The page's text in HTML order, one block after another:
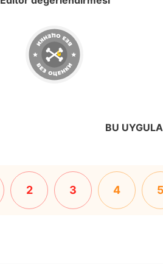
BU
2 3 4 5